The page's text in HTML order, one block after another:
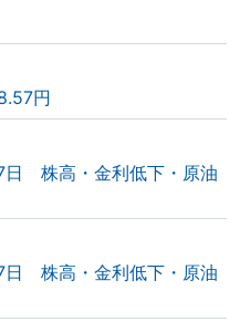
円
日 株高・金利低下・原油
日 株高・金利低下・原油